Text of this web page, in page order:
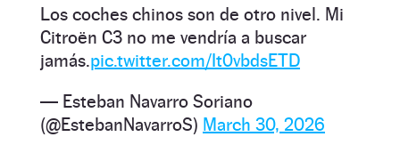
Los coches chinos son de otro nivel. Mi
Citroën C3 no me vendría a buscar
jamás.pic.twitter.com/It0vbdsETD
— Esteban Navarro Soriano
(@EstebanNavarroS) March 30, 2026